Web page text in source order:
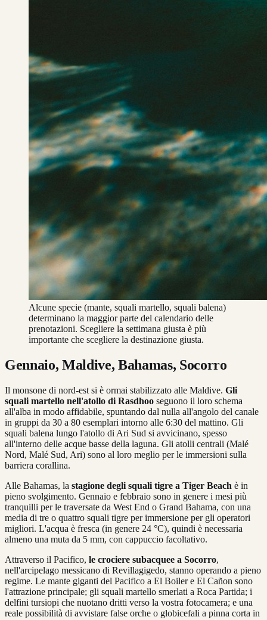
Alcune specie (mante, squali martello, squali balena)
determinano la maggior parte del calendario delle
prenotazioni. Scegliere la settimana giusta è più
importante che scegliere la destinazione giusta.
Gennaio, Maldive, Bahamas, Socorro
Il monsone di nord-est si è ormai stabilizzato alle Maldive. Gli
squali martello nell'atollo di Rasdhoo seguono il loro schema
all'alba in modo affidabile, spuntando dal nulla all'angolo del canale
in gruppi da 30 a 80 esemplari intorno alle 6:30 del mattino. Gli
squali balena lungo l'atollo di Ari Sud si avvicinano, spesso
all'interno delle acque basse della laguna. Gli atolli centrali (Malé
Nord, Malé Sud, Ari) sono al loro meglio per le immersioni sulla
barriera corallina.
Alle Bahamas, la stagione degli squali tigre a Tiger Beach è in
pieno svolgimento. Gennaio e febbraio sono in genere i mesi più
tranquilli per le traversate da West End o Grand Bahama, con una
media di tre o quattro squali tigre per immersione per gli operatori
migliori. L'acqua è fresca (in genere 24 °C), quindi è necessaria
almeno una muta da 5 mm, con cappuccio facoltativo.
Attraverso il Pacifico, le crociere subacquee a Socorro,
nell'arcipelago messicano di Revillagigedo, stanno operando a pieno
regime. Le mante giganti del Pacifico a El Boiler e El Cañon sono
l'attrazione principale; gli squali martello smerlati a Roca Partida; i
delfini tursiopi che nuotano dritti verso la vostra fotocamera; e una
reale possibilità di avvistare false orche o globicefali a pinna corta in